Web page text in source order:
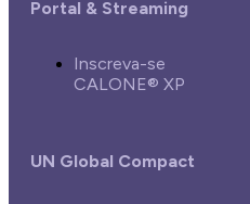
Portal & Streaming
Inscreva-se
CALONE® XP
UN Global Compact